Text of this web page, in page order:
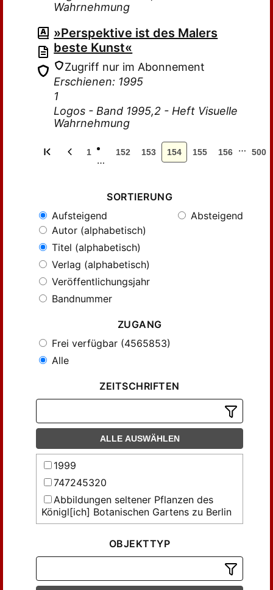
Wahrnehmung
»Perspektive ist des Malers
beste Kunst«
Zugriff nur im Abonnement
Erschienen: 1995
1
Logos - Band 1995,2 - Heft Visuelle
Wahrnehmung
1
…
152 153 154 155 156 … 500
SORTIERUNG
Aufsteigend
Absteigend
Autor (alphabetisch)
Titel (alphabetisch)
Verlag (alphabetisch)
Veröffentlichungsjahr
Bandnummer
ZUGANG
Frei verfügbar (4565853)
Alle
ZEITSCHRIFTEN
ALLE AUSWÄHLEN
1999
747245320
Abbildungen seltener Pflanzen des
Königl[ich] Botanischen Gartens zu Berlin
Wissenschaften in Göttingen,
Mathematisch-Physikalische Klasse
Botanischen Vereins 'Irmischia' zu
OBJEKTTYP